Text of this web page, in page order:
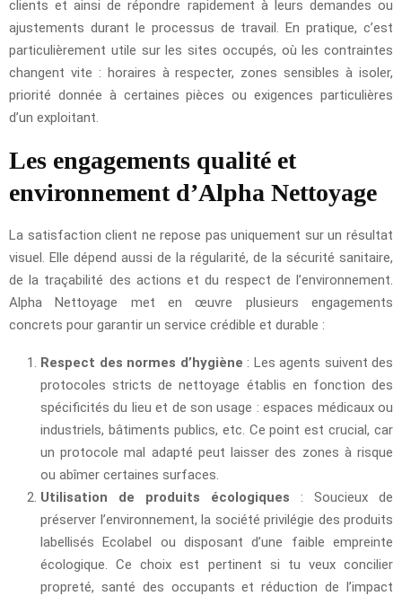
clients et ainsi de répondre rapidement à leurs demandes ou
ajustements durant le processus de travail. En pratique, c’est
particulièrement utile sur les sites occupés, où les contraintes
changent vite : horaires à respecter, zones sensibles à isoler,
priorité donnée à certaines pièces ou exigences particulières
d’un exploitant.
Les engagements qualité et
environnement d’Alpha Nettoyage
La satisfaction client ne repose pas uniquement sur un résultat
visuel. Elle dépend aussi de la régularité, de la sécurité sanitaire,
de la traçabilité des actions et du respect de l’environnement.
Alpha Nettoyage met en œuvre plusieurs engagements
concrets pour garantir un service crédible et durable :
Respect des normes d’hygiène : Les agents suivent des
protocoles stricts de nettoyage établis en fonction des
spécificités du lieu et de son usage : espaces médicaux ou
industriels, bâtiments publics, etc. Ce point est crucial, car
un protocole mal adapté peut laisser des zones à risque
ou abîmer certaines surfaces.
Utilisation de produits écologiques : Soucieux de
préserver l’environnement, la société privilégie des produits
labellisés Ecolabel ou disposant d’une faible empreinte
écologique. Ce choix est pertinent si tu veux concilier
propreté, santé des occupants et réduction de l’impact